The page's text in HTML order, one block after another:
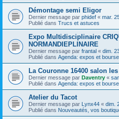
Démontage semi Eligor
Dernier message par phidef « mar.
Publié dans Trucs et astuces
Expo Multidisciplinaire
NORMANDIEPLINAIRE
Dernier message par frantal « dim.
Publié dans Agenda: expos et
La Couronne 16400 salon
Dernier message par Daventry «
Publié dans Agenda: expos et
Atelier du Tacot
Dernier message par Lynx44 « dim.
Publié dans Nouveautés, vos